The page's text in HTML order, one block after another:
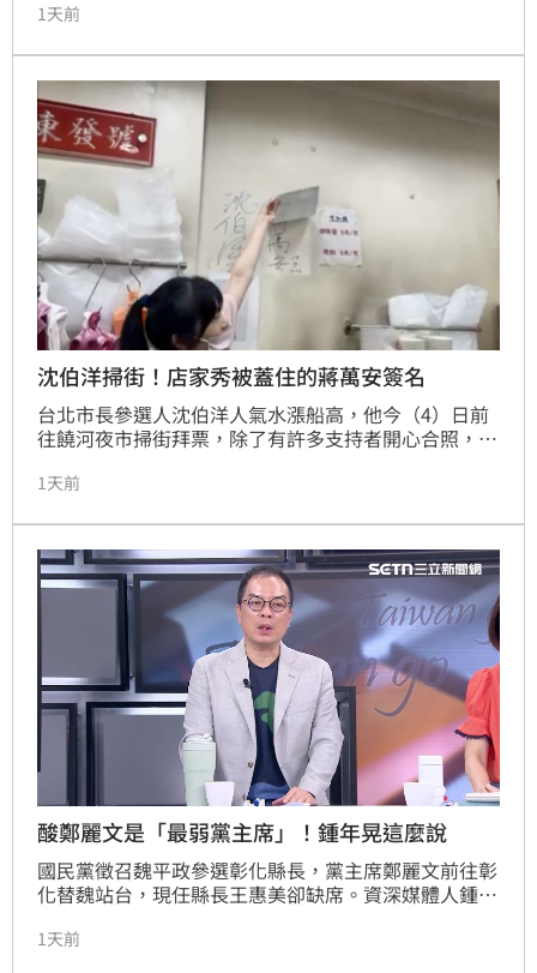
群熱議。政治工作者周軒分享此趣聞，影片中老闆娘表
用新台幣下架麵線。沈伯洋近期訪美回國後全力衝刺，
網路聲量在Threads上表現亮眼，支持度更在部分民調
中領先蔣萬安。此次拜票插曲意外成為網路焦點，不僅
讓沈伯洋選情熱度再攀升，也讓該小吃店成為網友熱議
的打卡點，展現出高強度的選戰網路效應。
1天前
沈伯洋掃街！店家秀被蓋住的蔣萬安簽名
台北市長參選人沈伯洋人氣水漲船高，他今（4）日前
往饒河夜市掃街拜票，除了有許多支持者開心合照，更
選」。而沈伯洋拜訪饒河夜市老字號麵線店「東發號」
出被菜單蓋掉的台北市長蔣萬安簽名。
1天前
酸鄭麗文是「最弱黨主席」！鍾年晃這麼說
國民黨徵召魏平政參選彰化縣長，黨主席鄭麗文前往彰
化替魏站台，現任縣長王惠美卻缺席。資深媒體人鍾年
麗文是近二十年來最弱的黨主席，「她選上黨主席，套
1天前